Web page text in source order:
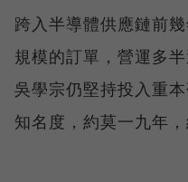
跨入半導體供應鏈前
規模的訂單，營運多
吳學宗仍堅持投入重
知名度，約莫一九年，